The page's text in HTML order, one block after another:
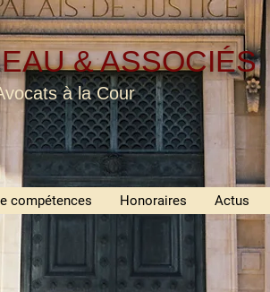
& ASSOCIÉS
à la Cour
compétences Honoraires Actus